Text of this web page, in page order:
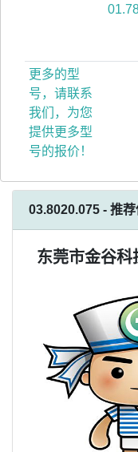
更多的型
号，请联系
我们，为您
提供更多型
号的报价！
03.8020.075 - 推
东莞市金谷科